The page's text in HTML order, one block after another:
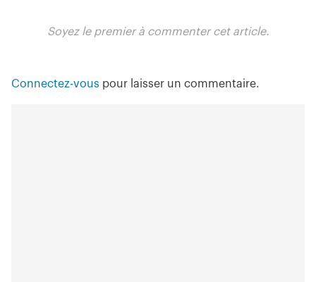
Soyez le premier à commenter cet article.
Connectez-vous pour laisser un commentaire.